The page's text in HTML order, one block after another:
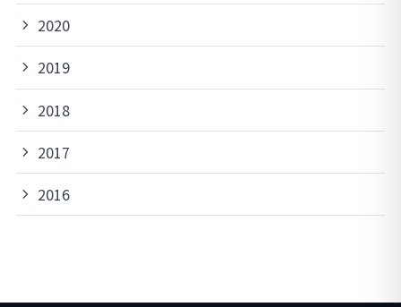
2020
2019
2018
2017
2016